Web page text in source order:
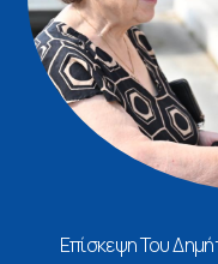
Επίσκεψη Του